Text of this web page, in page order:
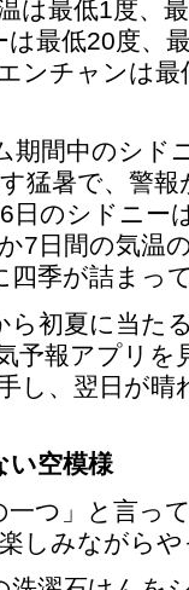
は最低1度、
最低20度、
ンチャンは最
期間中のシド
猛暑で、警
日のシドニー
7日間の気温
四季が詰まっ
ら初夏に当た
予報アプリを
し、翌日が晴
空模様
一つ」と言っ
しみながら